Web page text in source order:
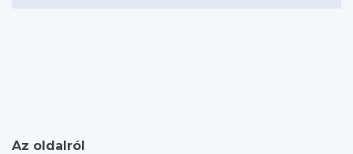
Az oldalról